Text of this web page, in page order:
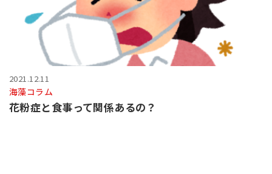
2021.12.11
海藻コラム
花粉症と食事って関係あるの？